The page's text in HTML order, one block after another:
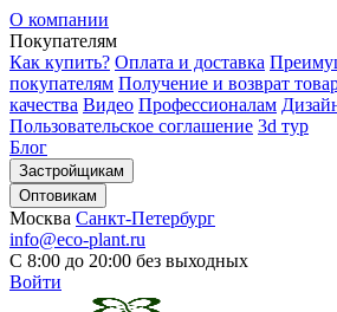
О компании
Покупателям
Как купить? Оплата и доставка
покупателям Получение и возврат
качества Видео Профессионалам
Пользовательское соглашение 3d тур
Блог
Застройщикам
Оптовикам
Москва Санкт-Петербург
info@eco-plant.ru
С 8:00 до 20:00 без выходных
Войти